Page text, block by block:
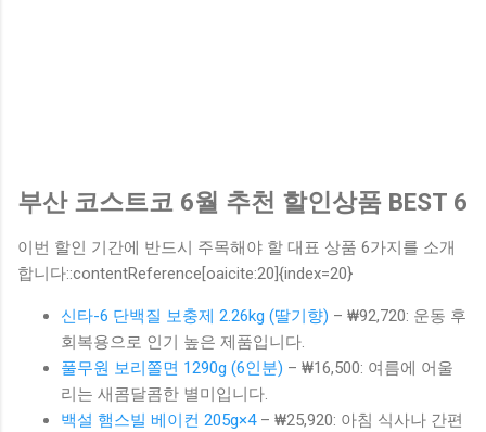
부산 코스트코 6월 추천 할인상품 BEST 6
이번 할인 기간에 반드시 주목해야 할 대표 상품 6가지를 소개
합니다:​:contentReference[oaicite:20]{index=20}
신타-6 단백질 보충제 2.26kg (딸기향) – ₩92,720: 운동 후
회복용으로 인기 높은 제품입니다.
풀무원 보리쫄면 1290g (6인분) – ₩16,500: 여름에 어울
리는 새콤달콤한 별미입니다.
백설 햄스빌 베이컨 205g×4– ₩25,920: 아침 식사나 간편